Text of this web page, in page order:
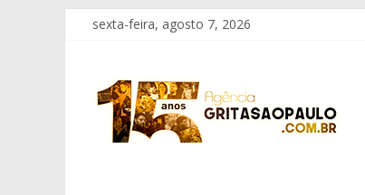
Pular
conteúdo
sexta-feira, agosto 7, 2026
Grita
São